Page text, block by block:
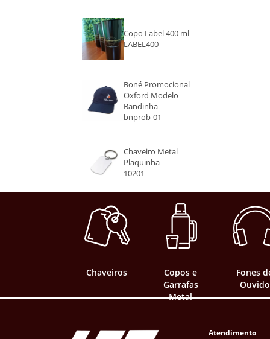
VERDE
LARANJA
VERMELHO
CINZA
Copo Label 400 ml
LABEL400
Boné Promocional
Oxford Modelo
Bandinha
bnprob-01
Chaveiro Metal
Plaquinha
10201
Chaveiros
Copos e
Garrafas
Metal
Fones
Ouvido
Atendimento